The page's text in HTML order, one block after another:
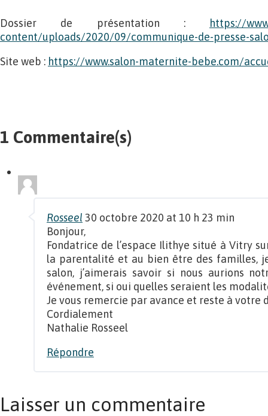
Dossier de présentation :
https://
content/uploads/2020/09/communique-de-presse-
Site web : https://www.salon-maternite-bebe.com/
1 Commentaire(s)
Rosseel 30 octobre 2020 at 10 h 23 min
Bonjour,
Fondatrice de l’espace Ilithye situé à Vitry
la parentalité et au bien être des familles,
salon, j’aimerais savoir si nous aurions
événement, si oui quelles seraient les
Je vous remercie par avance et reste à votre
Cordialement
Nathalie Rosseel
Répondre
Laisser un commentaire